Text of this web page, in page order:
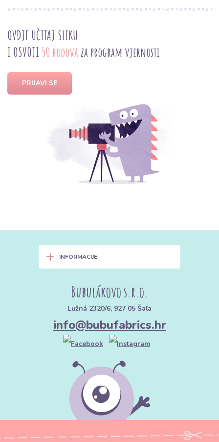
OVDJE UČITAJ SLIKU
I OSVOJI 50 bodova za program vjernosti
PRIJAVI SE
+ INFORMACIJE
Bubulákovo s.r.o.
Lužná 2320/6, 927 05 Šaľa
info@bubufabrics.hr